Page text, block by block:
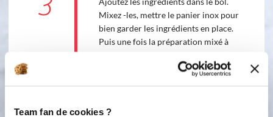
Team fan de cookies ?
Mixez -les, mettre le panier inox pour
bien garder les ingrédients en place.
Puis une fois la préparation mixé à
un pot et la laisser refroidir 10 min.
pesto a du corps et est très frais!!!!